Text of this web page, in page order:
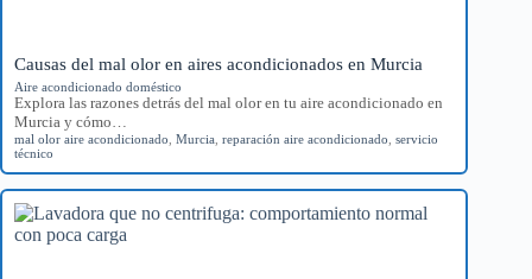
Causas del mal olor en aires acondicionados en Murcia
Aire acondicionado doméstico
Explora las razones detrás del mal olor en tu aire acondicionado en
Murcia y cómo…
mal olor aire acondicionado Murcia reparación aire acondicionado servicio
técnico